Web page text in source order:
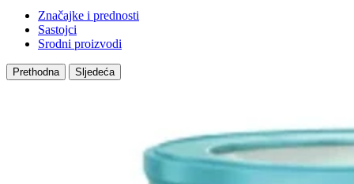
Značajke i prednosti
Sastojci
Srodni proizvodi
Prethodna Sljedeća